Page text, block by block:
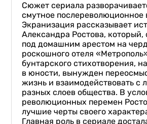
Сюжет сериала
смутное послереволюционное
Экранизация рассказывает
Александра Ростова, который,
под домашним арестом на
роскошного отеля
бунтарского стихотворения,
в юности, вынужден
жизнь и взаимодействовать с
разных слоев общества. В
революционных перемен
лучшие черты своего
Главная роль в сериале